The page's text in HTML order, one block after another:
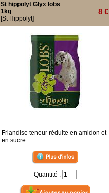
St hippolyt Glyx lobs
1kg
[St Hippolyt]
8 €
Friandise teneur réduite en amidon et
en sucre
Quantité :